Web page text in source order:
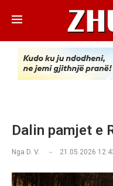
Dalin pamjet e
Nga D. V. 21.05.2026